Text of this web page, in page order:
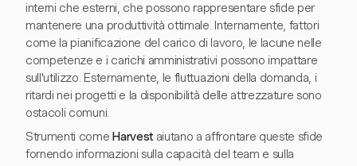
interni che esterni, che possono rappresentare sfide per
mantenere una produttività ottimale. Internamente, fattori
come la pianificazione del carico di lavoro, le lacune nelle
competenze e i carichi amministrativi possono impattare
sull'utilizzo. Esternamente, le fluttuazioni della domanda, i
ritardi nei progetti e la disponibilità delle attrezzature sono
ostacoli comuni.
Strumenti comeHarvestaiutano a affrontare queste sfide
fornendo informazioni sulla capacità del team e sulla